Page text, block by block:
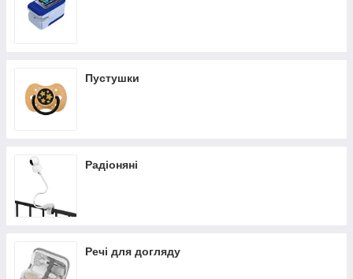
Пустушки
Радіоняні
Речі для догляду